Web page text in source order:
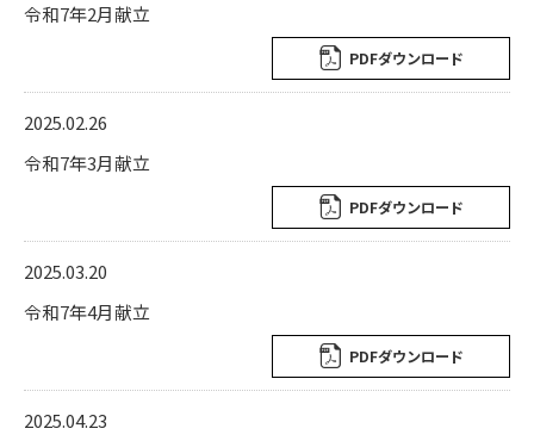
令和7年2月献立
PDFダウンロード
2025.02.26
令和7年3月献立
PDFダウンロード
2025.03.20
令和7年4月献立
PDFダウンロード
2025.04.23